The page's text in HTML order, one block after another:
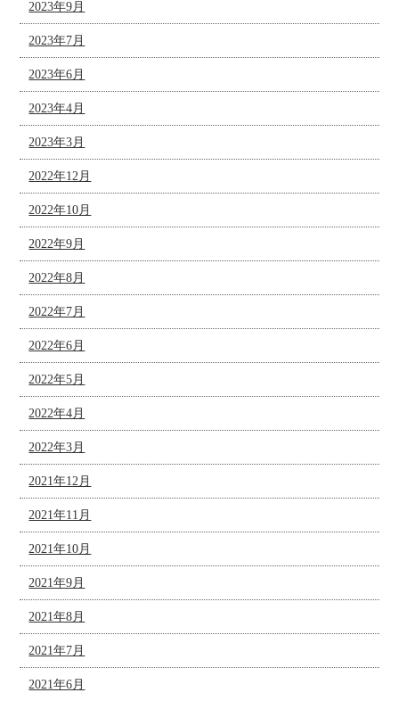
2023年9月
2023年7月
2023年6月
2023年4月
2023年3月
2022年12月
2022年10月
2022年9月
2022年8月
2022年7月
2022年6月
2022年5月
2022年4月
2022年3月
2021年12月
2021年11月
2021年10月
2021年9月
2021年8月
2021年7月
2021年6月